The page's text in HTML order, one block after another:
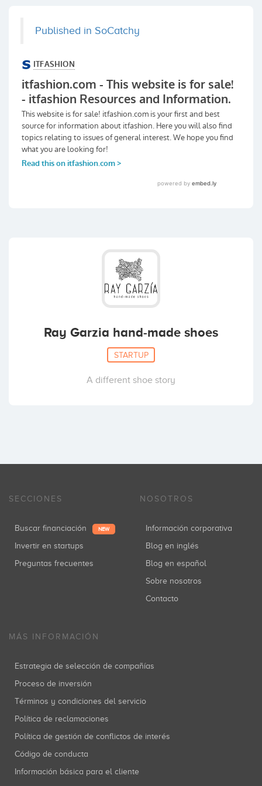
Published in SoCatchy
Ray Garzia hand-made shoes
STARTUP
A different shoe story
SECCIONES
Buscar financiación NEW
Invertir en startups
Preguntas frecuentes
NOSOTROS
Información corporativa
Blog en inglés
Blog en español
Sobre nosotros
Contacto
MÁS INFORMACIÓN
Estrategia de selección de compañías
Proceso de inversión
Términos y condiciones del servicio
Política de reclamaciones
Política de gestión de conflictos de interés
Código de conducta
Información básica para el cliente